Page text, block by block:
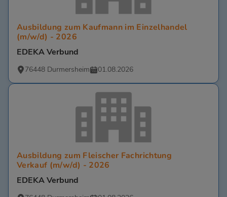
Ausbildung zum Kaufmann im Einzelhandel
(m/w/d) - 2026
EDEKA Verbund
76448 Durmersheim 01.08.2026
Ausbildung zum Fleischer Fachrichtung
Verkauf (m/w/d) - 2026
EDEKA Verbund